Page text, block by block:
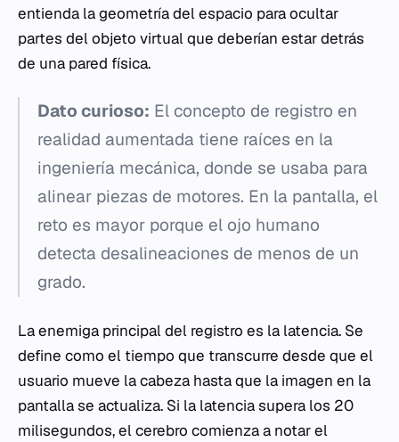
entienda la geometría del espacio para ocultar
partes del objeto virtual que deberían estar detrás
de una pared física.
Dato curioso: El concepto de registro en
realidad aumentada tiene raíces en la
ingeniería mecánica, donde se usaba para
alinear piezas de motores. En la pantalla, el
reto es mayor porque el ojo humano
detecta desalineaciones de menos de un
grado.
La enemiga principal del registro es la latencia. Se
define como el tiempo que transcurre desde que el
usuario mueve la cabeza hasta que la imagen en la
pantalla se actualiza. Si la latencia supera los 20
milisegundos, el cerebro comienza a notar el